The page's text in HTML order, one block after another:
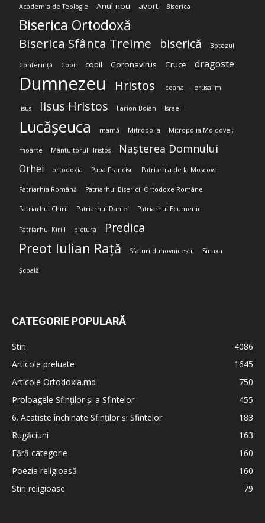
Academia de Teologie Anul nou avort Biserica
Biserica Ortodoxă
Biserica Sfânta Treime biserică Botezul
Conferință Copii copil Coronavirus Cruce dragoste
Dumnezeu Hristos Icoana Ierusalim
Iisus Iisus Hristos Ilarion Boian Israel
Lucășeuca mamă Mitropolia Mitropolia Moldovei;
moarte Mântuitorul Hristos Nașterea Domnului
Orhei ortodoxia Papa Francisc Patriarhia de la Moscova
Patriarhia Română Patriarhul Bisericii Ortodoxe Române
Patriarhul Chiril Patriarhul Daniel Patriarhul Ecumenic
Patriarhul Kirill pictura Predica
Preot Iulian Rață Sfaturi duhovnicești; Sinaxa
Școală
CATEGORIE POPULARĂ
Stiri
4086
Articole preluate
1645
Articole Ortodoxia.md
750
Proloagele Sfinților și a Sfintelor
455
6. Acatiste închinate Sfinților și Sfintelor
183
Rugăciuni
163
Fără categorie
160
Poezia religioasă
160
Stiri religioase
79